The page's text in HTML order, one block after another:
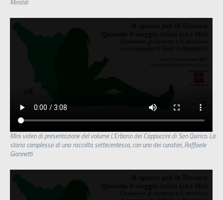
Mini video di presentazione del volume L’Erbario dei Cappuccini di San Quirico. La
storia complessa di una raccolta settecentesca, con uno dei curatori, Raffaele
Giannetti